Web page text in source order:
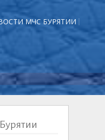
МЧС БУРЯТИИ